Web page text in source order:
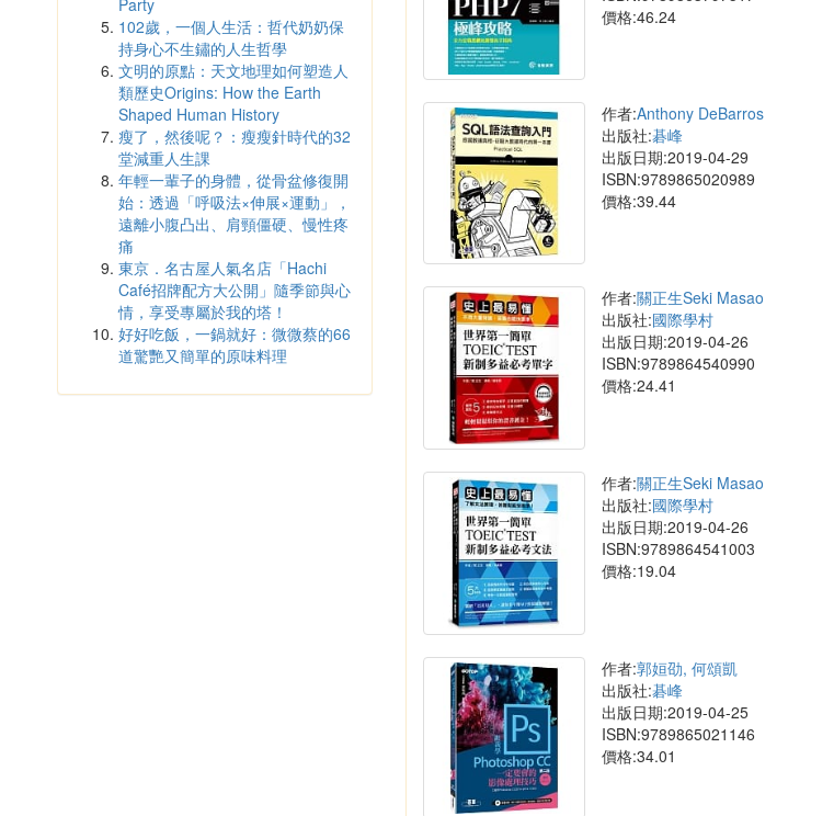
Party
102歲，一個人生活：哲代奶奶保
持身心不生鏽的人生哲學
文明的原點：天文地理如何塑造人
類歷史Origins: How the Earth
Shaped Human History
瘦了，然後呢？：瘦瘦針時代的32
堂減重人生課
年輕一輩子的身體，從骨盆修復開
始：透過「呼吸法×伸展×運動」，
遠離小腹凸出、肩頸僵硬、慢性疼
痛
東京．名古屋人氣名店「Hachi
Café招牌配方大公開」隨季節與心
情，享受專屬於我的塔！
好好吃飯，一鍋就好：微微蔡的66
道驚艷又簡單的原味料理
價格:46.24
作者:Anthony DeBarros
出版社:碁峰
出版日期:2019-04-29
ISBN:9789865020989
價格:39.44
作者:關正生Seki Masao
出版社:國際學村
出版日期:2019-04-26
ISBN:9789864540990
價格:24.41
作者:關正生Seki Masao
出版社:國際學村
出版日期:2019-04-26
ISBN:9789864541003
價格:19.04
作者:郭姮劭, 何頌凱
出版社:碁峰
出版日期:2019-04-25
ISBN:9789865021146
價格:34.01